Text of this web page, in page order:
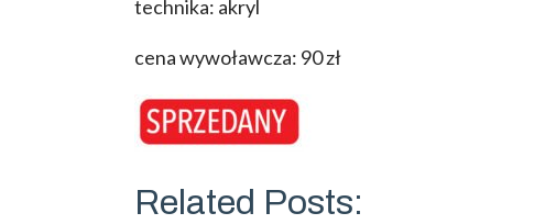
technika: akryl
cena wywoławcza: 90 zł
Related Posts: